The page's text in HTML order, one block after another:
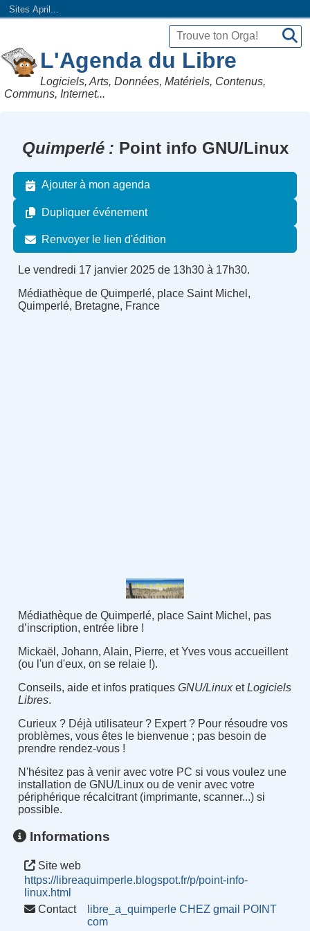
Sites April...
L'Agenda du Libre
Logiciels, Arts, Données, Matériels, Contenus,
Communs, Internet...
Quimperlé Point info GNU/Linux
Ajouter à mon agenda
Dupliquer événement
Renvoyer le lien d'édition
Le vendredi 17 janvier 2025 de 13h30 à 17h30.
Médiathèque de Quimperlé, place Saint Michel,
Quimperlé, Bretagne, France
Médiathèque de Quimperlé, place Saint Michel, pas
d’inscription, entrée libre !
Mickaël, Johann, Alain, Pierre, et Yves vous accueillent
(ou l'un d'eux, on se relaie !).
Conseils, aide et infos pratiques GNU/LinuxetLogiciels
Libres.
Curieux ? Déjà utilisateur ? Expert ? Pour résoudre vos
problèmes, vous êtes le bienvenue ; pas besoin de
prendre rendez-vous !
N'hésitez pas à venir avec votre PC si vous voulez une
installation de GNU/Linux ou de venir avec votre
périphérique récalcitrant (imprimante, scanner...) si
possible.
Informations
Site web
https://libreaquimperle.blogspot.fr/p/point-info-
linux.html
Contact
libre_a_quimperle CHEZ gmail POINT
com